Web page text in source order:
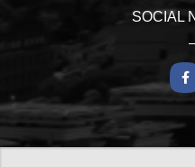
SOCIAL